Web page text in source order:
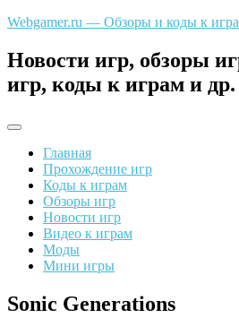
Перейти
содержимому
Webgamer.ru — Обзоры и коды к
Новости игр, обзоры
игр, коды к играм и др.
Главная
Прохождение игр
Коды к играм
Обзоры игр
Новости игр
Видео к играм
Моды
Мини игры
Sonic Generations